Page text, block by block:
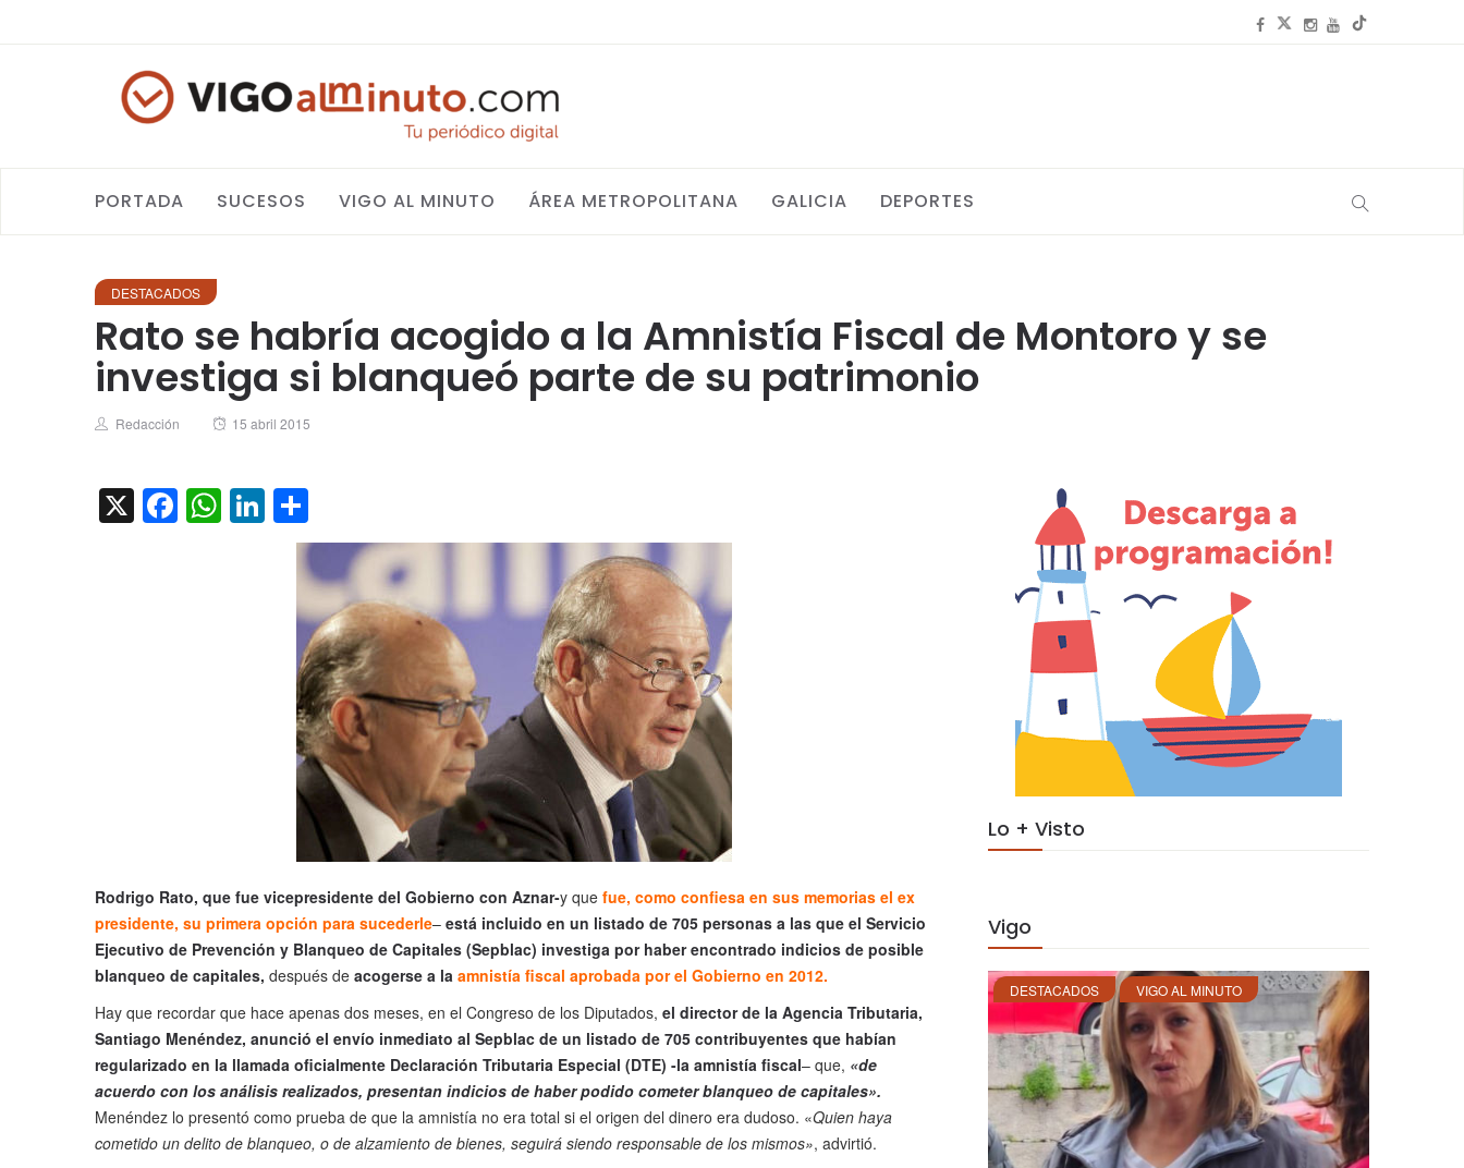
PORTADA SUCESOS VIGO AL MINUTO ÁREA METROPOLITANA GALICIA DEPORTES
DESTACADOS
Rato se habría acogido a la Amnistía Fiscal de Montoro y se
investiga si blanqueó parte de su patrimonio
Author
Redacción
Posted
15 abril 2015
X Facebook
WhatsApp
LinkedIn
Rodrigo Rato, que fue vicepresidente del Gobierno con Aznar-y que fue, como confiesa en sus memorias el ex
presidente, su primera opción para sucederle– está incluido en un listado de 705 personas a las que el Servicio
Ejecutivo de Prevención y Blanqueo de Capitales (Sepblac) investiga por haber encontrado indicios de posible
blanqueo de capitales, después de acogerse a la amnistía fiscal aprobada por el Gobierno en 2012.
Hay que recordar que hace apenas dos meses, en el Congreso de los Diputados, el director de la Agencia Tributaria,
Santiago Menéndez, anunció el envío inmediato al Sepblac de un listado de 705 contribuyentes que habían
regularizado en la llamada oficialmente Declaración Tributaria Especial (DTE) -la amnistía fiscal– que, «de
acuerdo con los análisis realizados, presentan indicios de haber podido cometer blanqueo de capitales».
Menéndez lo presentó como prueba de que la amnistía no era total si el origen del dinero era dudoso. «Quien haya
cometido un delito de blanqueo, o de alzamiento de bienes, seguirá siendo responsable de los mismos», advirtió.
Lo + Visto
Vigo
DESTACADOS VIGO AL MINUTO